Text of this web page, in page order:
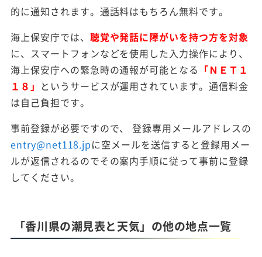
的に通知されます。通話料はもちろん無料です。
海上保安庁では、 聴覚や発話に障がいを持つ方を対象
に、スマートフォンなどを使用した入力操作により、
海上保安庁への緊急時の通報が可能となる 「ＮＥＴ１
１８」 というサービスが運用されています。通信料金
は自己負担です。
事前登録が必要ですので、 登録専用メールアドレスの
entry@net118.jpに空メールを送信すると登録用メー
ルが返信されるのでその案内手順に従って事前に登録
してください。
「香川県の潮見表と天気」の他の地点一覧